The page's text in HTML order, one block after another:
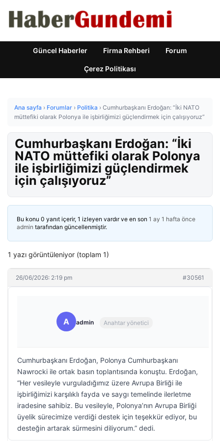
Güncel Haberler Firma Rehberi Forum
Çerez Politikası
Ana sayfa › Forumlar › Politika › Cumhurbaşkanı Erdoğan: “İki NATO
müttefiki olarak Polonya ile işbirliğimizi güçlendirmek için çalışıyoruz”
Cumhurbaşkanı Erdoğan: “İki
NATO müttefiki olarak Polonya
ile işbirliğimizi güçlendirmek
için çalışıyoruz”
Bu konu 0 yanıt içerir, 1 izleyen vardır ve en son 1 ay 1 hafta önce
admin tarafından güncellenmiştir.
1 yazı görüntüleniyor (toplam 1)
26/06/2026: 2:19 pm #30561
A admin Anahtar yönetici
Cumhurbaşkanı Erdoğan, Polonya Cumhurbaşkanı
Nawrocki ile ortak basın toplantısında konuştu. Erdoğan,
“Her vesileyle vurguladığımız üzere Avrupa Birliği ile
işbirliğimizi karşılıklı fayda ve saygı temelinde ilerletme
iradesine sahibiz. Bu vesileyle, Polonya’nın Avrupa Birliği
üyelik sürecimize verdiği destek için teşekkür ediyor, bu
desteğin artarak sürmesini diliyorum.” dedi.